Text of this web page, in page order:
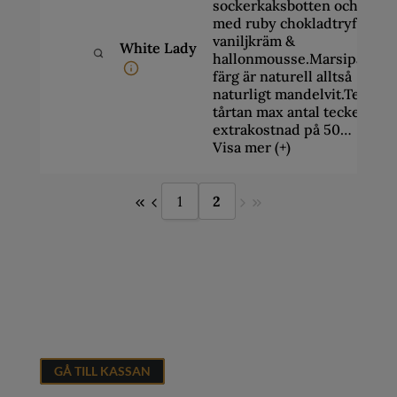
White Lady
sockerkaksbotten och fylld
med ruby chokladtryffel,
vaniljkräm &
hallonmousse.Marsipanens
färg är naturell alltså
naturligt mandelvit.Text på
tårtan max antal tecken,
extrakostnad på 50…
Visa mer (+)
1 2
GÅ TILL KASSAN